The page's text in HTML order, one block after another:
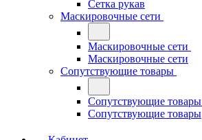
Сетка рукав
Маскировочные сети
Маскировочные сети
Маскировочные сети
Сопутствующие товары
Сопутствующие товары
Сопутствующие товары